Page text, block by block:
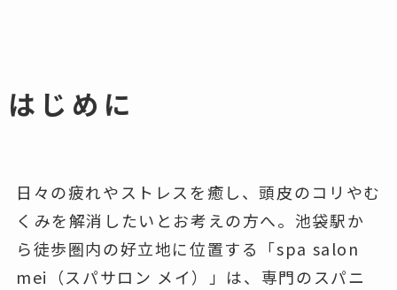
はじめに
日々の疲れやストレスを癒し、頭皮のコリやむ
くみを解消したいとお考えの方へ。池袋駅か
ら徒歩圏内の好立地に位置する「spa salon
mei（スパサロン メイ）」は、専門のスパニ